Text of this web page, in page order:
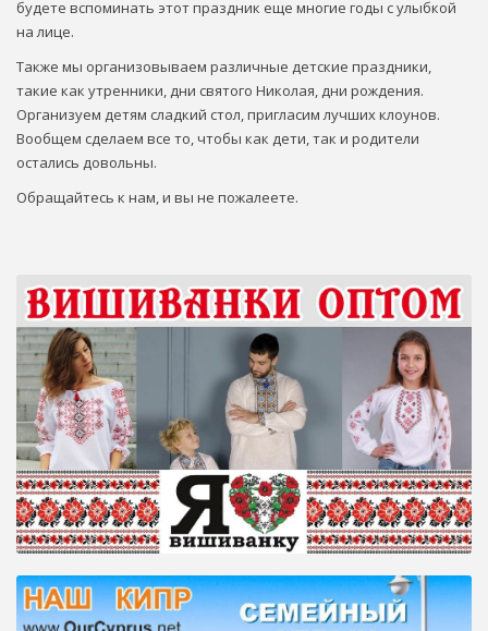
будете вспоминать этот праздник еще многие годы с улыбкой
на лице.
Также мы организовываем различные детские праздники,
такие как утренники, дни святого Николая, дни рождения.
Организуем детям сладкий стол, пригласим лучших клоунов.
Вообщем сделаем все то, чтобы как дети, так и родители
остались довольны.
Обращайтесь к нам, и вы не пожалеете.